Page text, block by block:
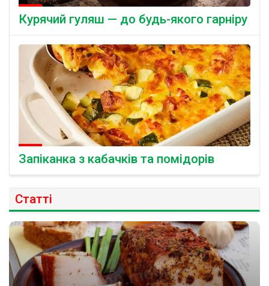
Курячий гуляш — до будь-якого гарніру
Запіканка з кабачків та помідорів
Статті